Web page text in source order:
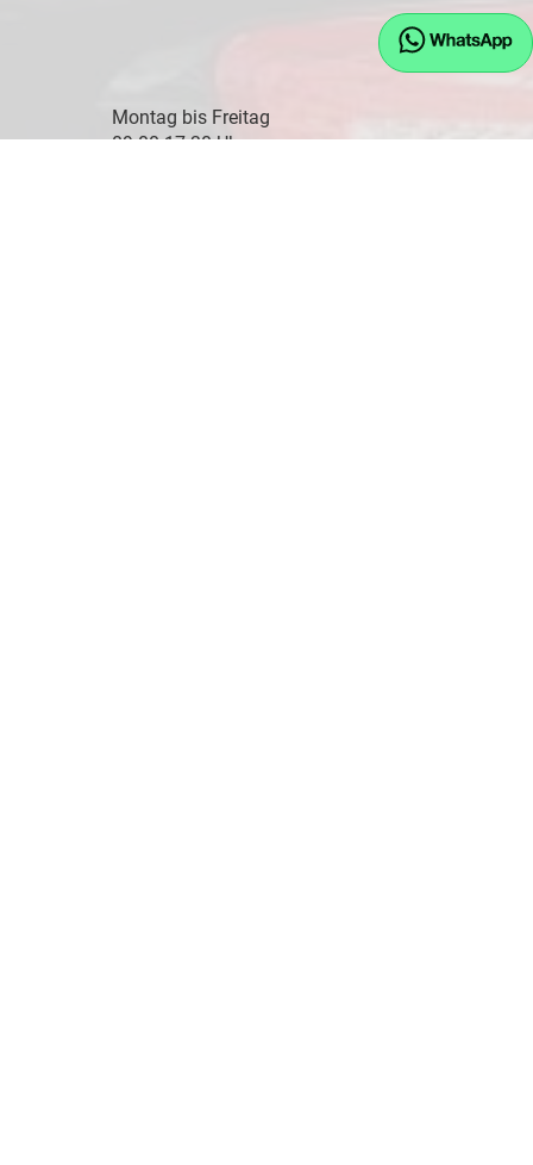
Montag bis Freitag
09:00-17:30 Uhr